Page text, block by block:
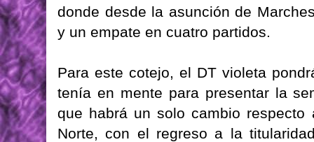
donde desde la asunción de
y un empate en cuatro partidos.
Para este cotejo, el DT violeta
tenía en mente para presentar la
que habrá un solo cambio
Norte, con el regreso a la